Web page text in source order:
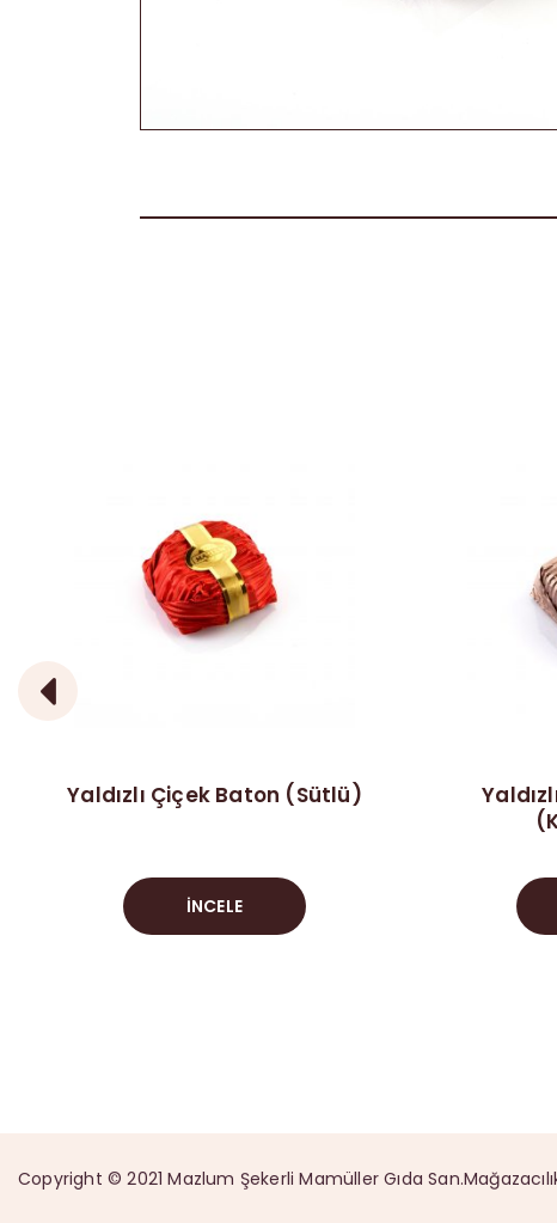
Yaldızlı Çiçek Baton (Sütlü)
İNCELE
Copyright © 2021 Mazlum Şekerli Mamüller Gıda